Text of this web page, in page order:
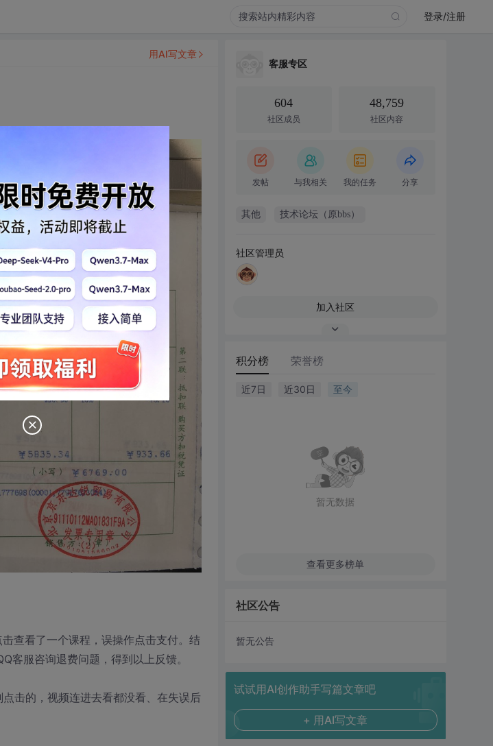
登录/注册
查看了一个课程，误操作点击支付。结
客服咨询退费问题，得到以上反馈。
击的，视频连进去看都没看、在失误后
用AI写文章
客服专区
604
社区成员
48,759
社区内容
发帖 与我相关 我的任务 分享
其他 技术论坛（原bbs）
社区管理员
加入社区
积分榜 荣誉榜
近7日 近30日 至今
暂无数据
查看更多榜单
社区公告
暂无公告
试试用AI创作助手写篇文章吧
+ 用AI写文章